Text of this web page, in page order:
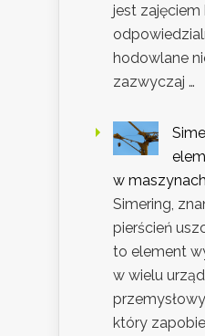
jest zajęciem
hodowlane
zazwyczaj …
w
Simering,
pierścień
to element
w wielu
który